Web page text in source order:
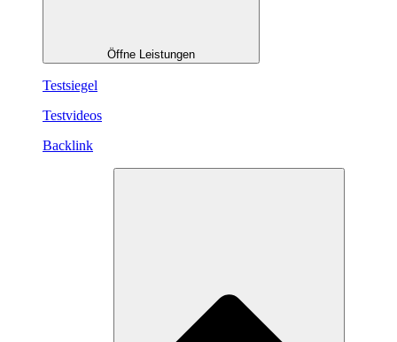
Öffne Leistungen
Testsiegel
Testvideos
Backlink